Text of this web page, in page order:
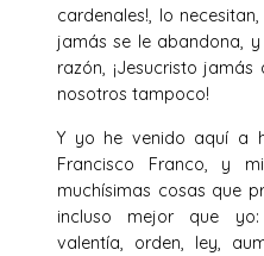
cardenales!, lo
jamás se le abandona,
razón, ¡Jesucristo
nosotros tampoco!
Y yo he venido aquí a
Francisco Franco, y
muchísimas cosas que
incluso mejor que yo:
valentía, orden, ley,